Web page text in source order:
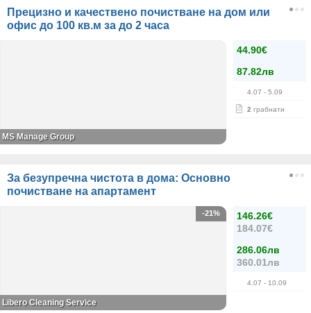
Прецизно и качествено почистване на дом или
офис до 100 кв.м за до 2 часа
44.90€
87.82лв
4.07 - 5.09
2 грабнати
MS Manage Group
За безупречна чистота в дома: Основно
почистване на апартамент
146.26€
184.07€
286.06лв
360.01лв
4.07 - 10.09
-21%
Libero Cleaning Service